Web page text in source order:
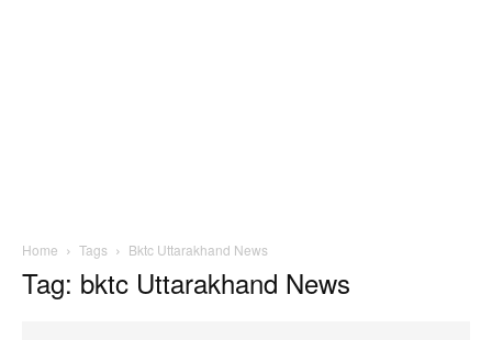
Home Tags Bktc Uttarakhand News
Tag: bktc Uttarakhand News